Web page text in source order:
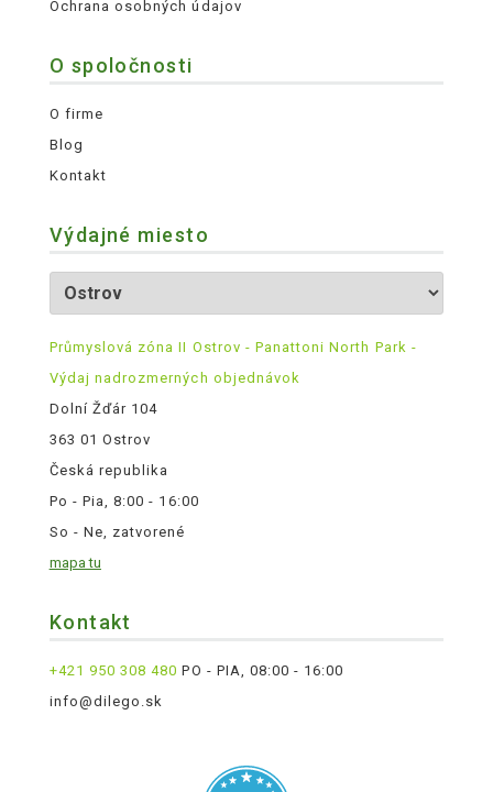
Ochrana osobných údajov
O spoločnosti
O firme
Blog
Kontakt
Výdajné miesto
Průmyslová zóna II Ostrov - Panattoni North Park -
Výdaj nadrozmerných objednávok
Dolní Žďár 104
363 01 Ostrov
Česká republika
Po - Pia, 8:00 - 16:00
So - Ne, zatvorené
mapa tu
Kontakt
+421 950 308 480 PO - PIA, 08:00 - 16:00
info@dilego.sk